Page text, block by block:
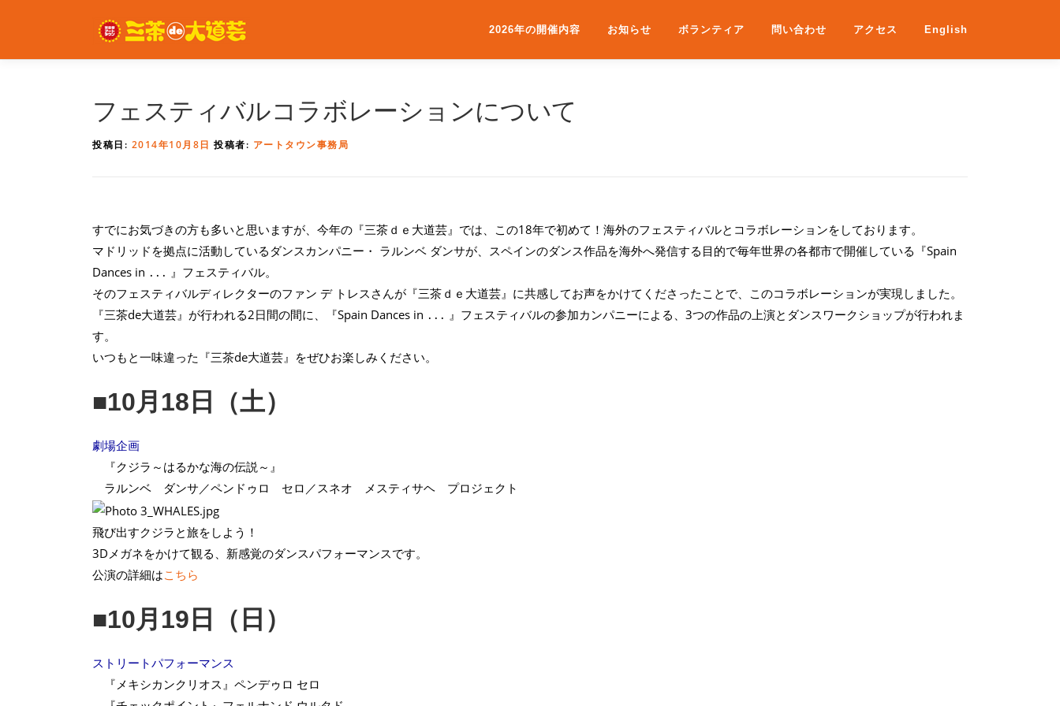
ン
2026年の開催内容 お知らせ ボランティア 問い合わせ アクセス English
フェスティバルコラボレーションについて
投稿日: 2014年10月8日 投稿者: アートタウン事務局
すでにお気づきの方も多いと思いますが、今年の『三茶ｄｅ大道芸』では、この18年で初めて！海外のフェスティバルとコラボレーションをしております。
マドリッドを拠点に活動しているダンスカンパニー・ ラルンベ ダンサが、スペインのダンス作品を海外へ発信する目的で毎年世界の各都市で開催している『Spain
Dances in ․․․ 』フェスティバル。
そのフェスティバルディレクターのファン デ トレスさんが『三茶ｄｅ大道芸』に共感してお声をかけてくださったことで、このコラボレーションが実現しました。
『三茶de大道芸』が行われる2日間の間に、『Spain Dances in ․․․ 』フェスティバルの参加カンパニーによる、3つの作品の上演とダンスワークショップが行われま
す。
いつもと一味違った『三茶de大道芸』をぜひお楽しみください。
■10月18日（土）
劇場企画
『クジラ～はるかな海の伝説～』
ラルンベ ダンサ／ペンドゥロ セロ／スネオ メスティサヘ プロジェクト
飛び出すクジラと旅をしよう！
3Dメガネをかけて観る、新感覚のダンスパフォーマンスです。
公演の詳細はこちら
■10月19日（日）
ストリートパフォーマンス
『メキシカンクリオス』ペンデゥロ セロ